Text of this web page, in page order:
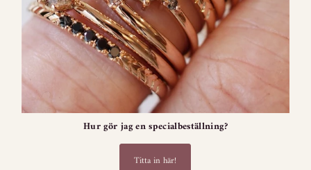
Hur gör jag en specialbeställning?
Titta in här!